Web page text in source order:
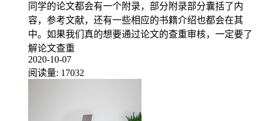
同学的论文都会有一个附录，部分附录部分囊括了内
容，参考文献，还有一些相应的书籍介绍也都会在其
中。如果我们真的想要通过论文的查重审核，一定要了
解论文查重
2020-10-07
阅读量: 17032